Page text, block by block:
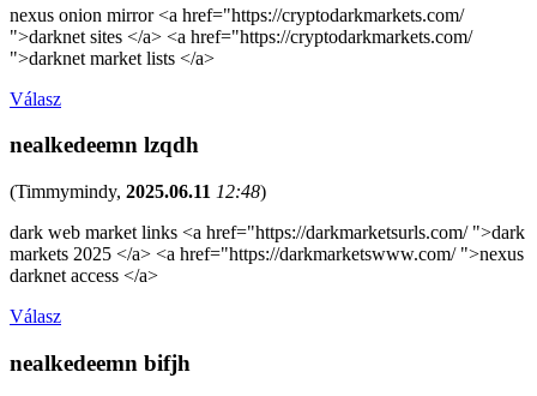
nexus onion mirror <a href="https://cryptodarkmarkets.com/
">darknet sites </a> <a href="https://cryptodarkmarkets.com/
">darknet market lists </a>
Válasz
nealkedeemn lzqdh
(Timmymindy, 2025.06.11 12:48)
dark web market links <a href="https://darkmarketsurls.com/ ">dark
markets 2025 </a> <a href="https://darkmarketswww.com/ ">nexus
darknet access </a>
Válasz
nealkedeemn bifjh